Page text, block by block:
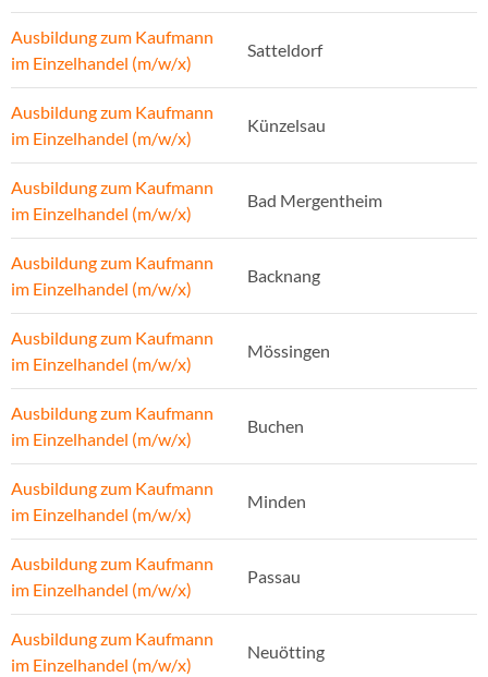
Ausbildung zum Kaufmann
im Einzelhandel (m/w/x)
Satteldorf
Ausbildung zum Kaufmann
im Einzelhandel (m/w/x)
Künzelsau
Ausbildung zum Kaufmann
im Einzelhandel (m/w/x)
Bad Mergentheim
Ausbildung zum Kaufmann
im Einzelhandel (m/w/x)
Backnang
Ausbildung zum Kaufmann
im Einzelhandel (m/w/x)
Mössingen
Ausbildung zum Kaufmann
im Einzelhandel (m/w/x)
Buchen
Ausbildung zum Kaufmann
im Einzelhandel (m/w/x)
Minden
Ausbildung zum Kaufmann
im Einzelhandel (m/w/x)
Passau
Ausbildung zum Kaufmann
im Einzelhandel (m/w/x)
Neuötting